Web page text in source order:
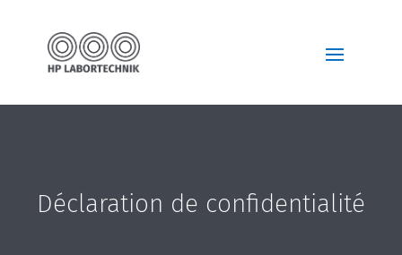
Déclaration de confidentialité